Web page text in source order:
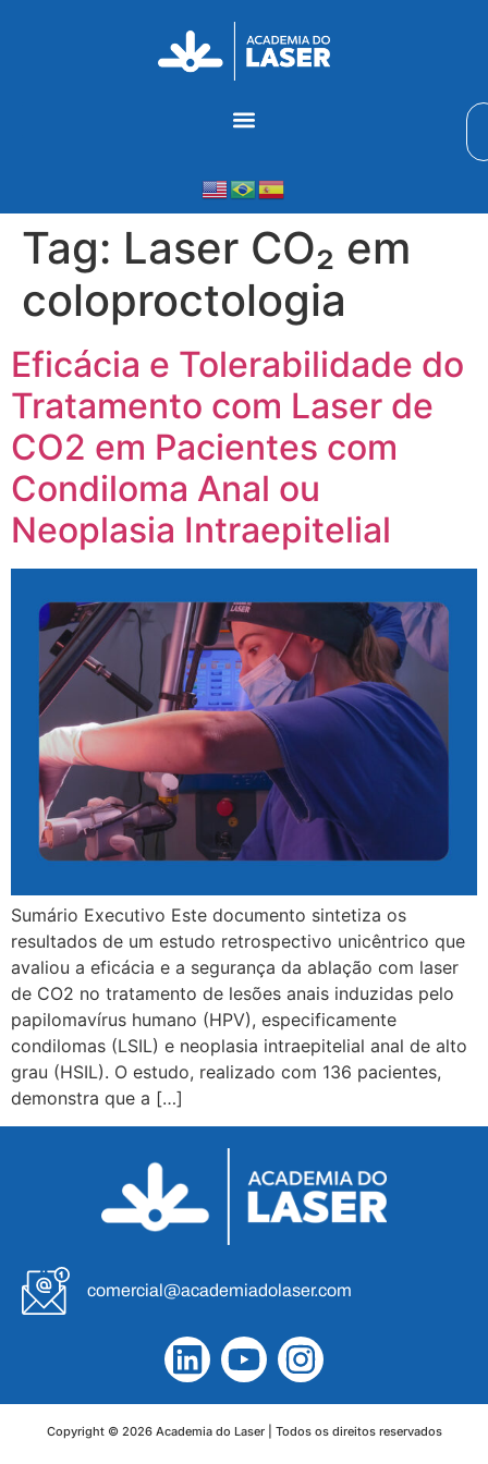
Tag: Laser CO₂ em
coloproctologia
Eficácia e Tolerabilidade do
Tratamento com Laser de
CO2 em Pacientes com
Condiloma Anal ou
Neoplasia Intraepitelial
Sumário Executivo Este documento sintetiza os
resultados de um estudo retrospectivo unicêntrico que
avaliou a eficácia e a segurança da ablação com laser
de CO2 no tratamento de lesões anais induzidas pelo
papilomavírus humano (HPV), especificamente
condilomas (LSIL) e neoplasia intraepitelial anal de alto
grau (HSIL). O estudo, realizado com 136 pacientes,
demonstra que a […]
comercial@academiadolaser.com
Copyright © 2026 Academia do Laser | Todos os direitos reservados